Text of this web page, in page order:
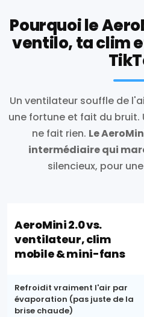
Pourquoi le
ventilo, ta clim
Un ventilateur souffle de
une fortune et fait du
ne fait rien. Le
intermédiaire qui
silencieux, pour
AeroMini 2.0 vs.
ventilateur, clim
mobile & mini-fans
Refroidit vraiment l'air par
évaporation (pas juste de la
brise chaude)